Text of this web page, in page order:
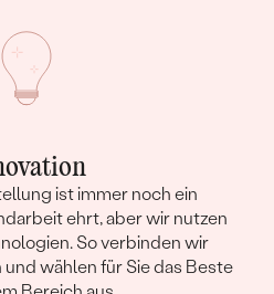
ist immer noch ein
ehrt, aber wir nutzen
So verbinden wir
wählen für Sie das Beste